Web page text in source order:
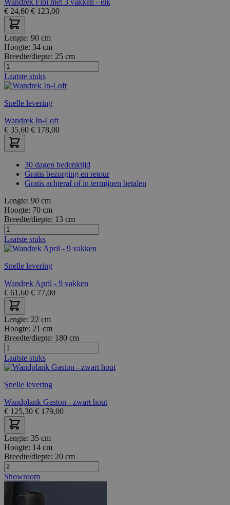
€ 24,60 € 123,00
Lengte: 90 cm
Hoogte: 34 cm
Breedte/diepte: 25 cm
Laatste stuks
Snelle levering
Wandrek In-Loft
€ 35,60 € 178,00
30 dagen bedenktijd
Gratis bezorging en retour
Gratis achteraf of in termijnen betalen
Lengte: 90 cm
Hoogte: 70 cm
Breedte/diepte: 13 cm
Laatste stuks
Snelle levering
Wandrek April - 9 vakken
€ 61,60 € 77,00
Lengte: 22 cm
Hoogte: 21 cm
Breedte/diepte: 180 cm
Laatste stuks
Snelle levering
Wandplank Gaston - zwart hout
€ 125,30 € 179,00
Lengte: 35 cm
Hoogte: 14 cm
Breedte/diepte: 20 cm
Showroom